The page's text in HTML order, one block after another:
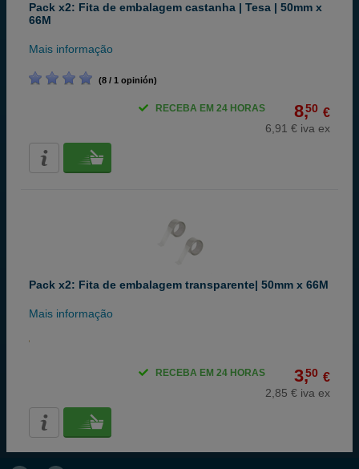
Pack x2: Fita de embalagem castanha | Tesa | 50mm x
66M
Mais informação
(8 / 1 opinión)
8,50 €
6,91 € iva ex
RECEBA EM 24 HORAS
Pack x2: Fita de embalagem transparente| 50mm x 66M
Mais informação
3,50 €
2,85 € iva ex
RECEBA EM 24 HORAS